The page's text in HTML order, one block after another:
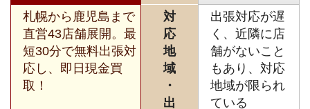
札幌から鹿児島まで
直営43店舗展開。最
短30分で無料出張対
応し、即日現金買
取！
対
応
地
域
・
出
出張対応が遅
く、近隣に店
舗がないこと
もあり、対応
地域が限られ
ている